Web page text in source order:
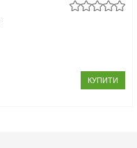
КУПИТИ